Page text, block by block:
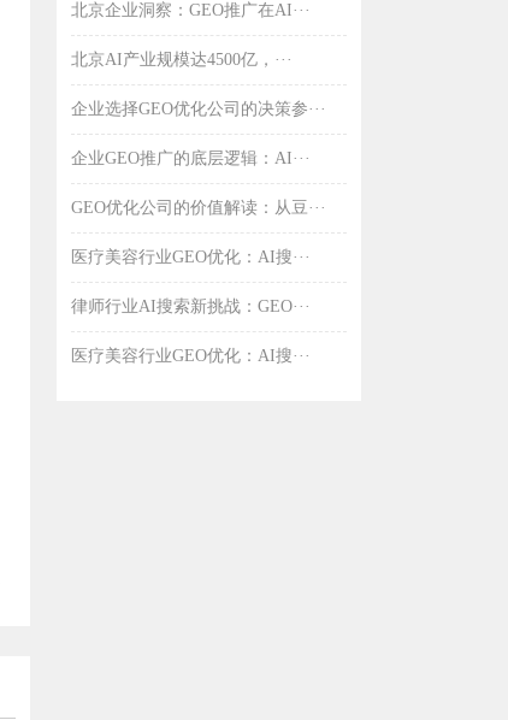
北京企业洞察：GEO推广在AI···
北京AI产业规模达4500亿，···
企业选择GEO优化公司的决策参···
企业GEO推广的底层逻辑：AI···
GEO优化公司的价值解读：从豆···
医疗美容行业GEO优化：AI搜···
律师行业AI搜索新挑战：GEO···
医疗美容行业GEO优化：AI搜···